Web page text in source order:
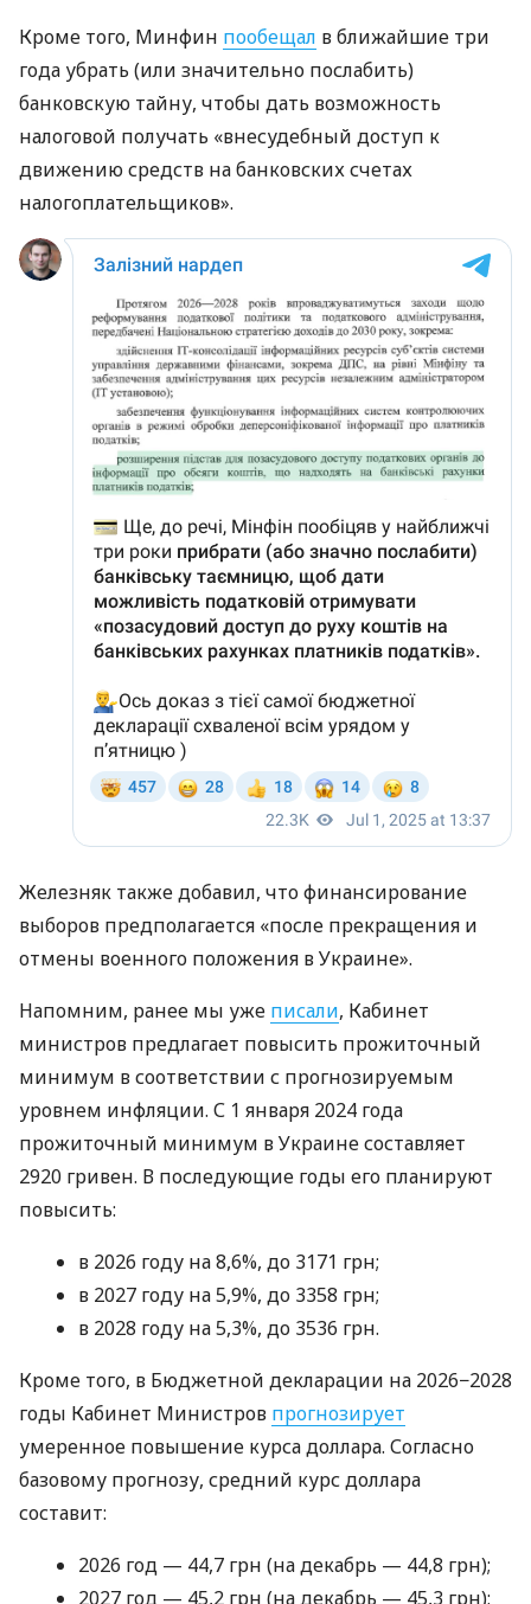
Кроме того, Минфин пообещал в ближайшие три
года убрать (или значительно послабить)
банковскую тайну, чтобы дать возможность
налоговой получать «внесудебный доступ к
движению средств на банковских счетах
налогоплательщиков».
Железняк также добавил, что финансирование
выборов предполагается «после прекращения и
отмены военного положения в Украине».
Напомним, ранее мы уже писали, Кабинет
министров предлагает повысить прожиточный
минимум в соответствии с прогнозируемым
уровнем инфляции. С 1 января 2024 года
прожиточный минимум в Украине составляет
2920 гривен. В последующие годы его планируют
повысить:
в 2026 году на 8,6%, до 3171 грн;
в 2027 году на 5,9%, до 3358 грн;
в 2028 году на 5,3%, до 3536 грн.
Кроме того, в Бюджетной декларации на 2026−2028
годы Кабинет Министров прогнозирует
умеренное повышение курса доллара. Согласно
базовому прогнозу, средний курс доллара
составит:
2026 год — 44,7 грн (на декабрь — 44,8 грн);
2027 год — 45,2 грн (на декабрь — 45,3 грн);